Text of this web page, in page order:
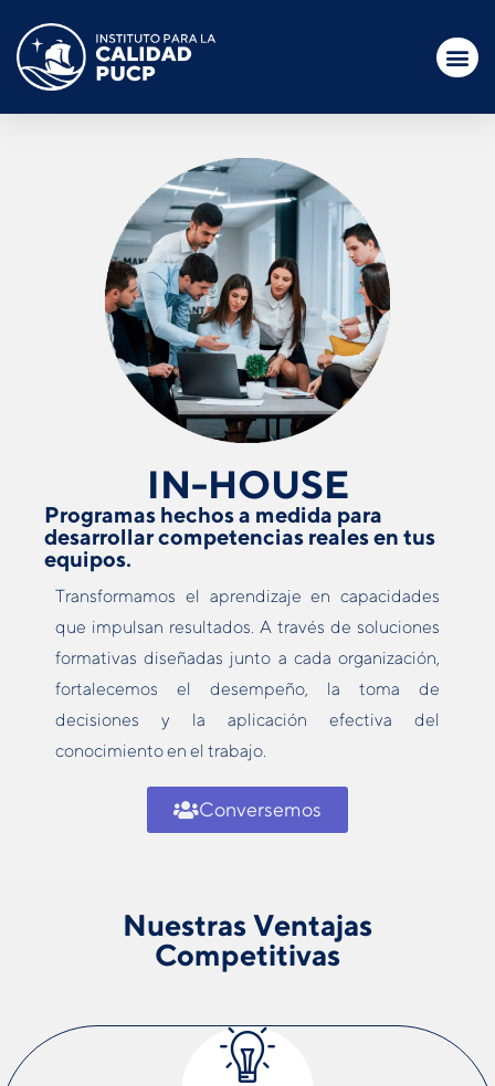
IN-HOUSE
Programas hechos a medida para
desarrollar competencias reales en tus
equipos.
Transformamos el aprendizaje en capacidades
que impulsan resultados. A través de soluciones
formativas diseñadas junto a cada organización,
fortalecemos el desempeño, la toma de
decisiones y la aplicación efectiva del
conocimiento en el trabajo.
Conversemos
Nuestras Ventajas
Competitivas